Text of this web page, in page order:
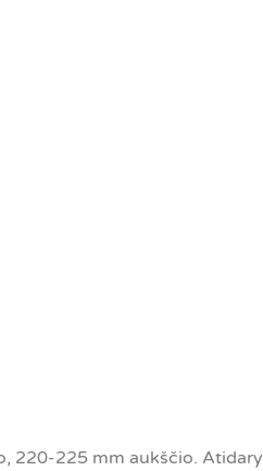
220-225 mm aukščio.